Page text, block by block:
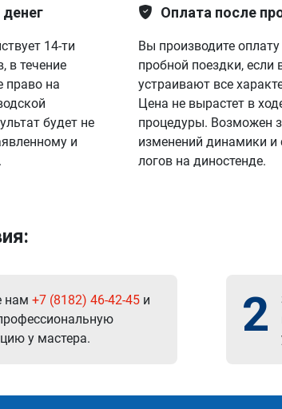
денег
14-ти
в течение
право на
будет не
и
Оплата после
Вы производите оплату
пробной поездки, если
устраивают все
Цена не вырастет в
процедуры. Возможен
изменений динамики и
логов на диностенде.
нам +7 (8182) 46-42-45 и
у мастера.
2